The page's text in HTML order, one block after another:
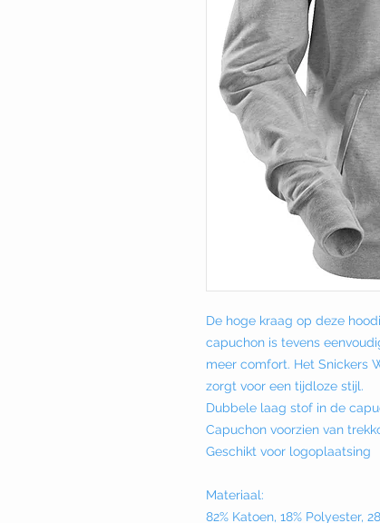
De hoge kraag op deze
capuchon is tevens
meer comfort. Het Snickers
zorgt voor een tijdloze stijl.
Dubbele laag stof in de
Capuchon voorzien van
Geschikt voor logoplaatsing
Materiaal:
82% Katoen, 18% Polyester,